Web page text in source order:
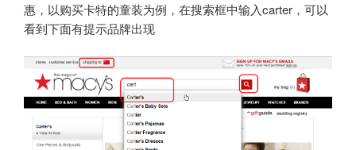
惠，以购买卡特的童装为例，在搜索框中输入carter，可以
看到下面有提示品牌出现